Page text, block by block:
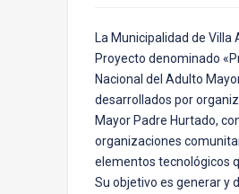
La Municipalidad de Villa
Proyecto denominado
Nacional del Adulto
desarrollados por
Mayor Padre Hurtado,
organizaciones
elementos tecnológicos
Su objetivo es generar y